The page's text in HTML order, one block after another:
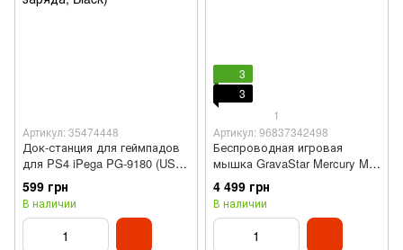
Артикул: 35474448
Док-станция для геймпадов
для PS4 iPega PG-9180 (USB,
индикатор заряда, Black)
599 грн
В наличии
3
3
1
Артикул: 96837342498
Беспроводная игровая
мышка GravaStar Mercury M1
Pro
4 499 грн
В наличии